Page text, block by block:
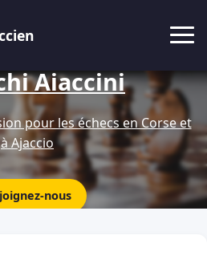
Aiaccini
pour les échecs en Corse et
à Ajaccio
nous